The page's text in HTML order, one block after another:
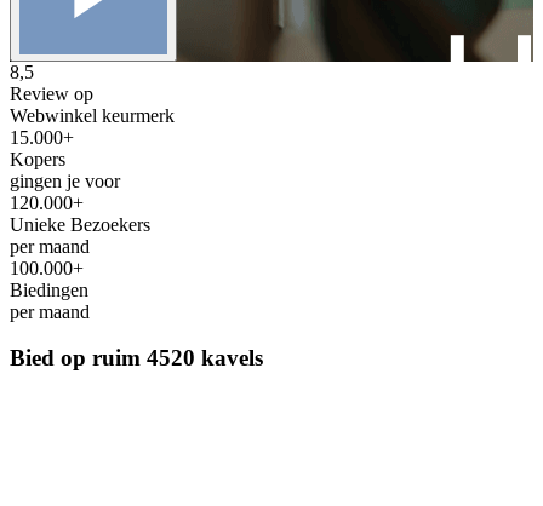
8,5
Review op
Webwinkel keurmerk
15.000+
Kopers
gingen je voor
120.000+
Unieke Bezoekers
per maand
100.000+
Biedingen
per maand
Bied op ruim 4520 kavels